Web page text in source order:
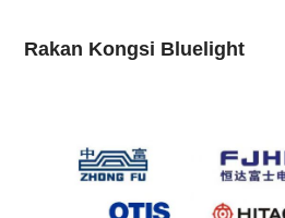
Rakan Kongsi Bluelight